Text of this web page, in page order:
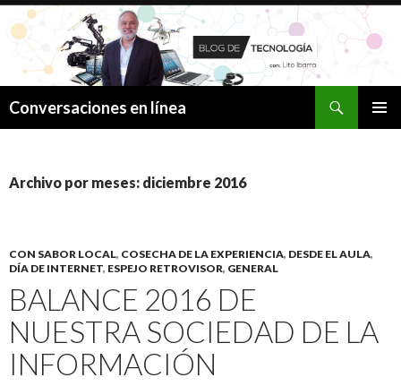
Conversaciones en línea
Archivo por meses: diciembre 2016
CON SABOR LOCAL, COSECHA DE LA EXPERIENCIA, DESDE EL AULA,
DÍA DE INTERNET, ESPEJO RETROVISOR, GENERAL
BALANCE 2016 DE
NUESTRA SOCIEDAD DE LA
INFORMACIÓN